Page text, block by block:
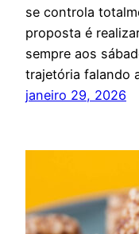
se controla
proposta é
sempre aos
trajetória falando
janeiro 29, 2026